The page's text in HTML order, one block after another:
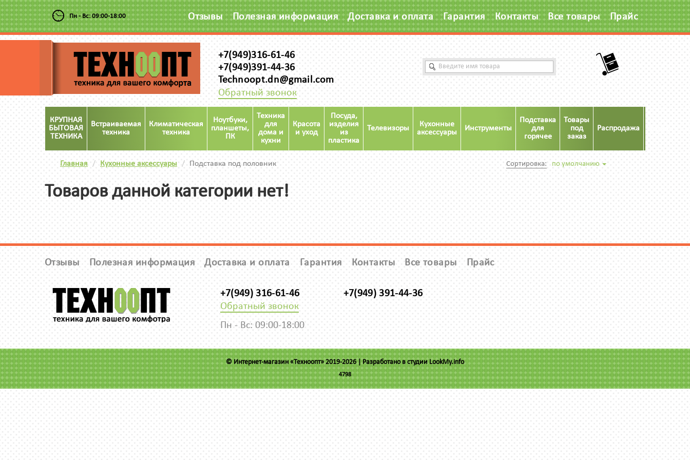
Пн - Вс: 09:00-18:00 Отзывы Полезная информация Доставка и оплата Гарантия Контакты Все товары Прайс
+7(949)316-61-46
+7(949)391-44-36
Technoopt.dn@gmail.com
Обратный звонок
КРУПНАЯ
БЫТОВАЯ
ТЕХНИКА
Встраиваемая
техника
Климатическая
техника
Ноутбуки,
планшеты,
ПК
Техника
для
дома и
кухни
Красота
и уход
Посуда,
изделия
из
пластика
Телевизоры
Кухонные
аксессуары
Инструменты
Подставка
для
горячее
Товары
под
заказ
Распродажа
Главная Кухонные аксессуары Подставка под половник Сортировка: по умолчанию
Товаров данной категории нет!
Отзывы Полезная информация Доставка и оплата Гарантия Контакты Все товары Прайс
+7(949) 316-61-46
+7(949) 391-44-36
Обратный звонок
Пн - Вс: 09:00-18:00
© Интернет-магазин «Техноопт» 2019-2026 |Разработано в студии LookMy.info
4798